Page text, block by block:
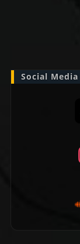
Social Media